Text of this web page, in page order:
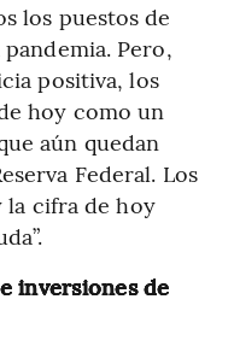
los puestos de
Pero,
positiva, los
hoy como un
aún quedan
Federal. Los
la cifra de hoy
inversiones de